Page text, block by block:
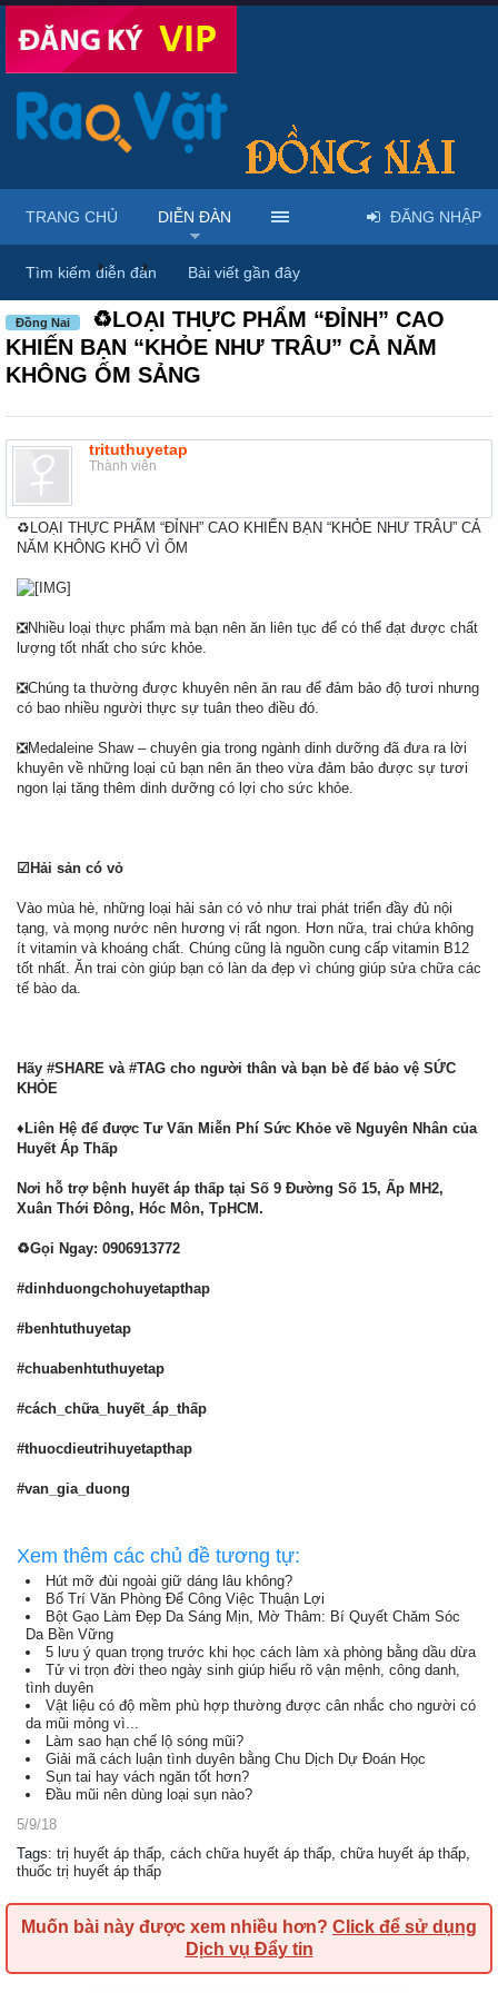
Diễn đàn ... Mỹ phẩm & spa làm đẹp tại Đồng Nai
Đồng Nai
♻LOẠI THỰC PHẨM “ĐỈNH” CAO
KHIẾN BẠN “KHỎE NHƯ TRÂU” CẢ NĂM
KHÔNG ỐM SẢNG
trituthuyetap
Thành viên
♻LOẠI THỰC PHẨM “ĐỈNH” CAO KHIẾN BẠN “KHỎE NHƯ TRÂU” CẢ
NĂM KHÔNG KHỔ VÌ ỐM
❎Nhiều loại thực phẩm mà bạn nên ăn liên tục để có thể đạt được chất
lượng tốt nhất cho sức khỏe.
❎Chúng ta thường được khuyên nên ăn rau để đảm bảo độ tươi nhưng
có bao nhiều người thực sự tuân theo điều đó.
❎Medaleine Shaw – chuyên gia trong ngành dinh dưỡng đã đưa ra lời
khuyên về những loại củ bạn nên ăn theo vừa đảm bảo được sự tươi
ngon lại tăng thêm dinh dưỡng có lợi cho sức khỏe.
☑ Hải sản có vỏ
Vào mùa hè, những loại hải sản có vỏ như trai phát triển đầy đủ nội
tạng, và mọng nước nên hương vị rất ngon. Hơn nữa, trai chứa không
ít vitamin và khoáng chất. Chúng cũng là nguồn cung cấp vitamin B12
tốt nhất. Ăn trai còn giúp bạn có làn da đẹp vì chúng giúp sửa chữa các
tế bào da.
Hãy #SHARE và #TAG cho người thân và bạn bè để bảo vệ SỨC
KHỎE
♦Liên Hệ để được Tư Vấn Miễn Phí Sức Khỏe về Nguyên Nhân của
Huyết Áp Thấp
Nơi hỗ trợ bệnh huyết áp thấp tại Số 9 Đường Số 15, Ấp MH2,
Xuân Thới Đông, Hóc Môn, TpHCM.
♻Gọi Ngay: 0906913772
#dinhduongchohuyetapthap
#benhtuthuyetap
#chuabenhtuthuyetap
#cách_chữa_huyết_áp_thấp
#thuocdieutrihuyetapthap
#van_gia_duong
Xem thêm các chủ đề tương tự:
Hút mỡ đùi ngoài giữ dáng lâu không?
Bố Trí Văn Phòng Để Công Việc Thuận Lợi
Bột Gạo Làm Đẹp Da Sáng Mịn, Mờ Thâm: Bí Quyết Chăm Sóc
Da Bền Vững
5 lưu ý quan trọng trước khi học cách làm xà phòng bằng dầu dừa
Tử vi trọn đời theo ngày sinh giúp hiểu rõ vận mệnh, công danh,
tình duyên
Vật liệu có độ mềm phù hợp thường được cân nhắc cho người có
da mũi mỏng vì...
Làm sao hạn chế lộ sóng mũi?
Giải mã cách luận tình duyên bằng Chu Dịch Dự Đoán Học
Sụn tai hay vách ngăn tốt hơn?
Đầu mũi nên dùng loại sụn nào?
5/9/18
Tags: trị huyết áp thấp, cách chữa huyết áp thấp, chữa huyết áp thấp,
thuốc trị huyết áp thấp
Muốn bài này được xem nhiều hơn? Click để sử dụng
Dịch vụ Đẩy tin
TRANG CHỦ DIỄN ĐÀN
Tìm kiếm diễn đàn Bài viết gần đây
ĐĂNG NHẬP